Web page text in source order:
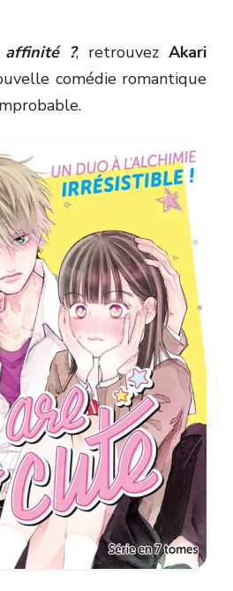
?, retrouvezAkari
comédie romantique